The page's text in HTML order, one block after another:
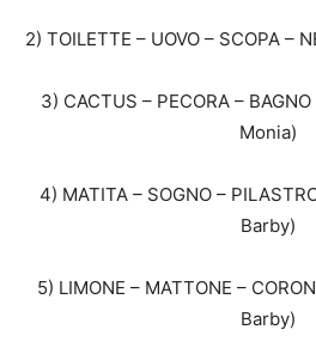
2) TOILETTE – UOVO – SCOPA –
3) CACTUS – PECORA –
Monia)
4) MATITA – SOGNO –
Barby)
5) LIMONE – MATTONE –
Barby)